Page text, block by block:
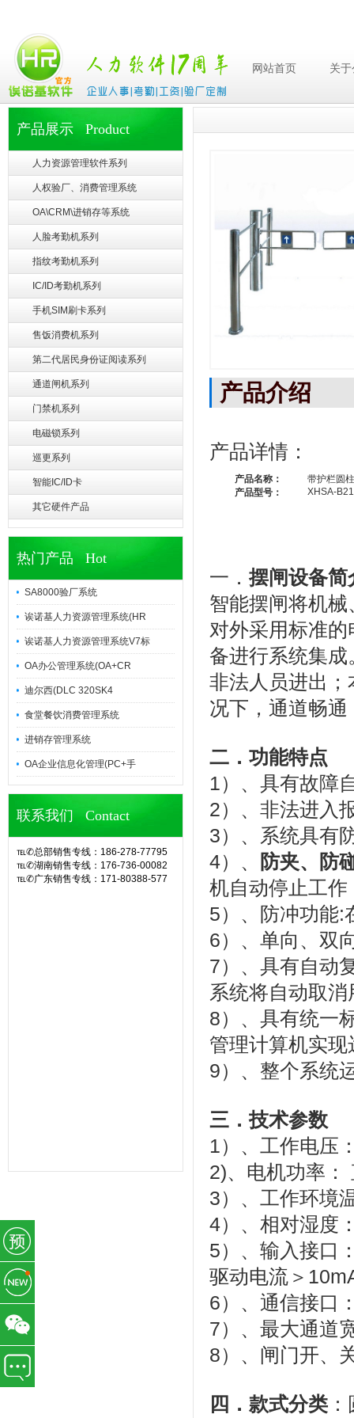
网站首页 关
产品展示 Product
人力资源管理软件系列
人权验厂、消费管理系统
OA\CRM\进销存等系统
人脸考勤机系列
指纹考勤机系列
IC/ID考勤机系列
手机SIM刷卡系列
售饭消费机系列
第二代居民身份证阅读系列
通道闸机系列
门禁机系列
电磁锁系列
巡更系列
智能IC/ID卡
其它硬件产品
热门产品 Hot
SA8000验厂系统
诶诺基人力资源管理系统(HR
诶诺基人力资源管理系统V7标
OA办公管理系统(OA+CR
迪尔西(DLC 320SK4
食堂餐饮消费管理系统
进销存管理系统
OA企业信息化管理(PC+手
联系我们 Contact
℡✆总部销售专线：186-278-77795
℡✆湖南销售专线：176-736-00082
℡✆广东销售专线：171-80388-577
产品介绍
产品详情：
产品名称：
带护栏圆
产品型号：
XHSA-
一． 摆闸设备简
智能摆闸将机
对外采用标准
备进行系统集
非法人员进出
况下，通道畅
二．功能特点
1）、具有故障
2）、非法进入
3）、系统具有
4）、
防夹、防
机自动停止工
5）、防冲功能:
6）、单向、双
7）、具有自动
系统将自动取
8）、具有统一
管理计算机实
9）、整个系统
三．技术参数
1）、工作电压
2)、 电机功率：
3）、工作环境
4）、相对湿度
5）、输入接口
驱动电流＞
6）、通信接口
7）、最大通道
8）、闸门开、
四．款式分类